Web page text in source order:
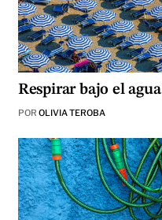
Respirar bajo el agua
POR OLIVIA TEROBA